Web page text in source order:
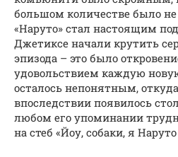
большом количестве было не
«Наруто» стал настоящим
Джетиксе начали крутить
эпизода – это было
удовольствием каждую
осталось непонятным,
впоследствии появилось
любом его упоминании
на стеб «Йоу, собаки, я